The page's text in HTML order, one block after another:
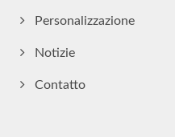
Personalizzazione
Notizie
Contatto